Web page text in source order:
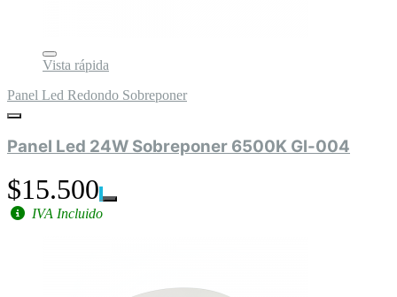
Vista rápida
Panel Led Redondo Sobreponer
Panel Led 24W Sobreponer 6500K Gl-004
$15.500
IVA Incluido